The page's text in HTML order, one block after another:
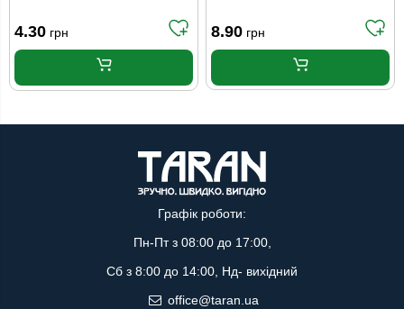
4.30 грн 8.90 грн
Графік роботи:
Пн-Пт з 08:00 до 17:00,
Сб з 8:00 до 14:00, Нд- вихідний
office@taran.ua